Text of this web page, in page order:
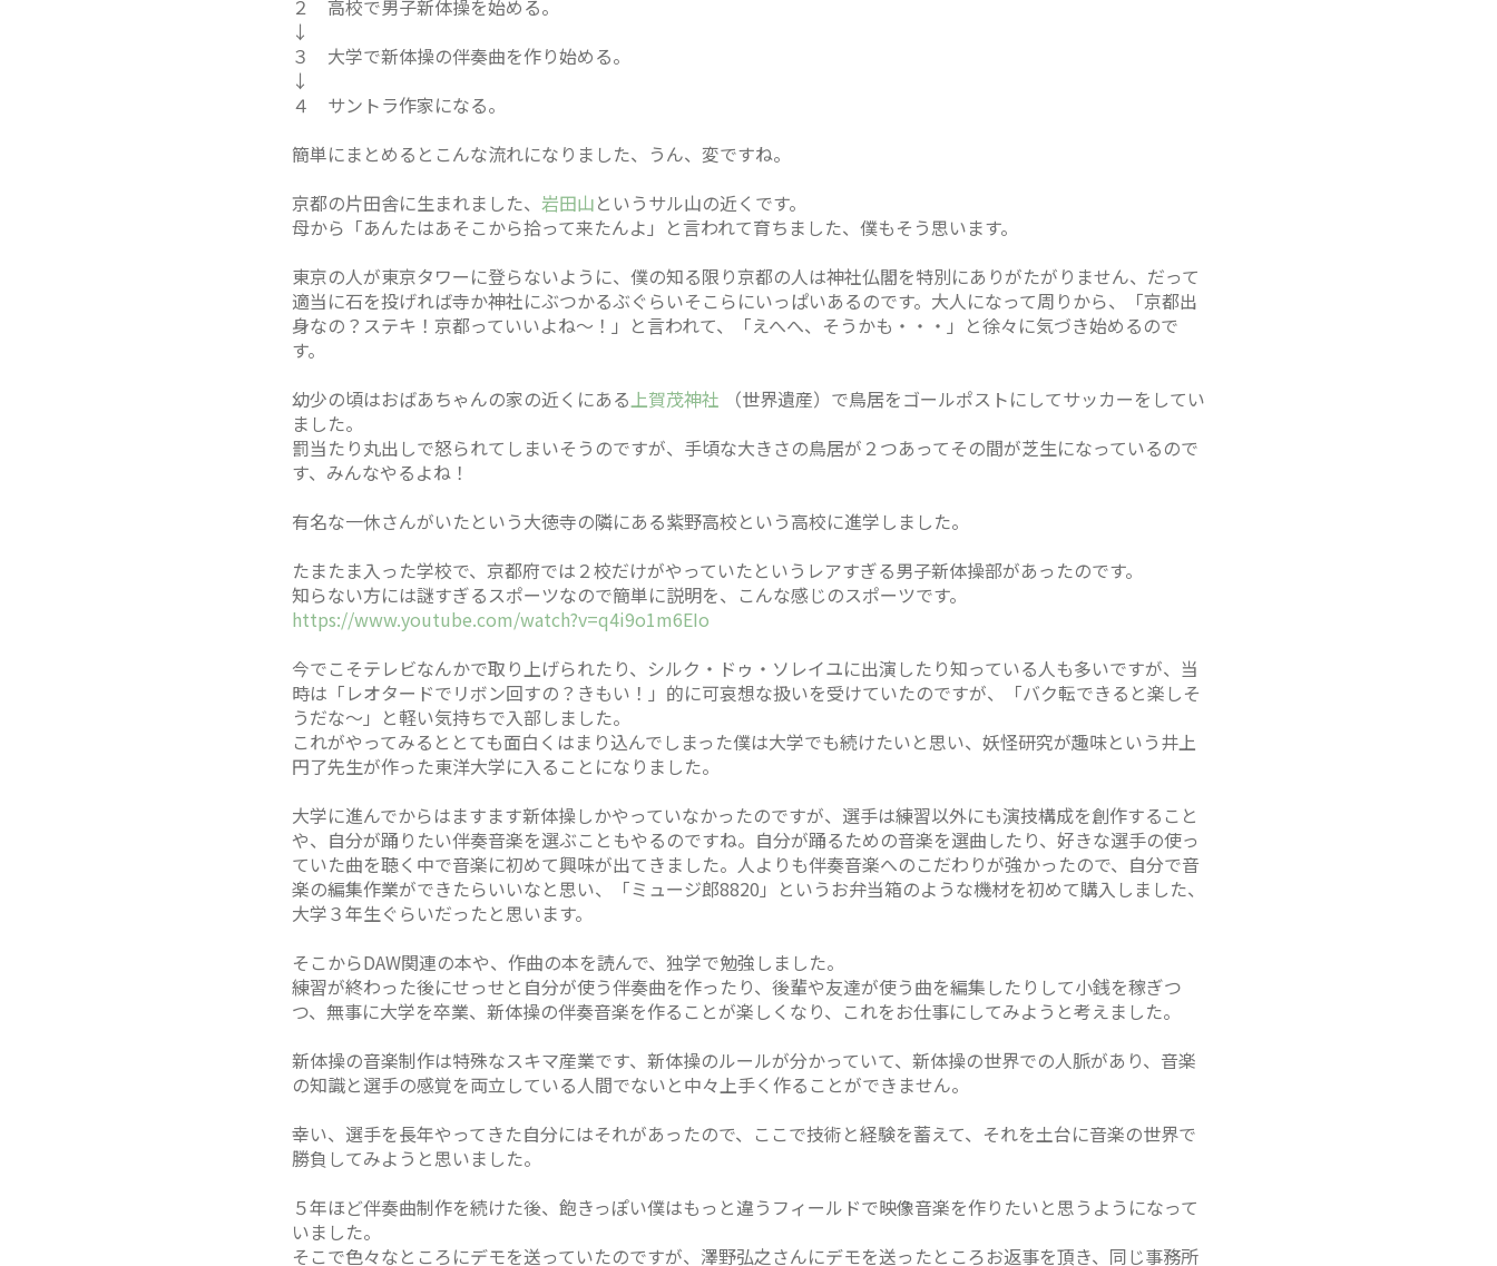
２ 高校で男子新体操を始める。
↓
３ 大学で新体操の伴奏曲を作り始める。
↓
４ サントラ作家になる。
簡単にまとめるとこんな流れになりました、うん、変ですね。
京都の片田舎に生まれました、 岩田山というサル山の近くです。
母から「あんたはあそこから拾って来たんよ」と言われて育ちました、僕もそう思います。
東京の人が東京タワーに登らないように、僕の知る限り京都の人は神社仏閣を特別にありがたがりません、だって
適当に石を投げれば寺か神社にぶつかるぶぐらいそこらにいっぱいあるのです。大人になって周りから、「京都出
身なの？ステキ！京都っていいよね～！」と言われて、「えへへ、そうかも・・・」と徐々に気づき始めるので
す。
幼少の頃はおばあちゃんの家の近くにある 上賀茂神社 （世界遺産）で鳥居をゴールポストにしてサッカーをしてい
ました。
罰当たり丸出しで怒られてしまいそうのですが、手頃な大きさの鳥居が２つあってその間が芝生になっているので
す、みんなやるよね！
有名な一休さんがいたという大徳寺の隣にある紫野高校という高校に進学しました。
たまたま入った学校で、京都府では２校だけがやっていたというレアすぎる男子新体操部があったのです。
知らない方には謎すぎるスポーツなので簡単に説明を、こんな感じのスポーツです。
https://www.youtube.com/watch?v=q4i9o1m6EIo
今でこそテレビなんかで取り上げられたり、シルク・ドゥ・ソレイユに出演したり知っている人も多いですが、当
時は「レオタードでリボン回すの？きもい！」的に可哀想な扱いを受けていたのですが、「バク転できると楽しそ
うだな～」と軽い気持ちで入部しました。
これがやってみるととても面白くはまり込んでしまった僕は大学でも続けたいと思い、妖怪研究が趣味という井上
円了先生が作った東洋大学に入ることになりました。
大学に進んでからはますます新体操しかやっていなかったのですが、選手は練習以外にも演技構成を創作すること
や、自分が踊りたい伴奏音楽を選ぶこともやるのですね。自分が踊るための音楽を選曲したり、好きな選手の使っ
ていた曲を聴く中で音楽に初めて興味が出てきました。人よりも伴奏音楽へのこだわりが強かったので、自分で音
楽の編集作業ができたらいいなと思い、「ミュージ郎8820」というお弁当箱のような機材を初めて購入しました、
大学３年生ぐらいだったと思います。
そこからDAW関連の本や、作曲の本を読んで、独学で勉強しました。
練習が終わった後にせっせと自分が使う伴奏曲を作ったり、後輩や友達が使う曲を編集したりして小銭を稼ぎつ
つ、無事に大学を卒業、新体操の伴奏音楽を作ることが楽しくなり、これをお仕事にしてみようと考えました。
新体操の音楽制作は特殊なスキマ産業です、新体操のルールが分かっていて、新体操の世界での人脈があり、音楽
の知識と選手の感覚を両立している人間でないと中々上手く作ることができません。
幸い、選手を長年やってきた自分にはそれがあったので、ここで技術と経験を蓄えて、それを土台に音楽の世界で
勝負してみようと思いました。
５年ほど伴奏曲制作を続けた後、飽きっぽい僕はもっと違うフィールドで映像音楽を作りたいと思うようになって
いました。
そこで色々なところにデモを送っていたのですが、澤野弘之さんにデモを送ったところお返事を頂き、同じ事務所